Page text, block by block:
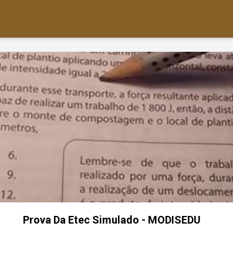
Prova Da Etec Simulado - MODISEDU